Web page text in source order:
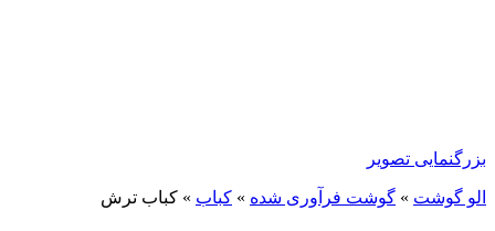
بزرگنمایی تصویر
الو گوشت » گوشت فرآوری شده » کباب » کباب ترش